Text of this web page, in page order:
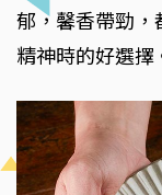
郁，馨香帶勁，
精神時的好選擇